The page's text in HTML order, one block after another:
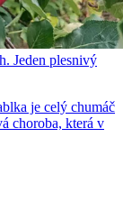
Jeden plesnivý
je celý chumáč
choroba, která v